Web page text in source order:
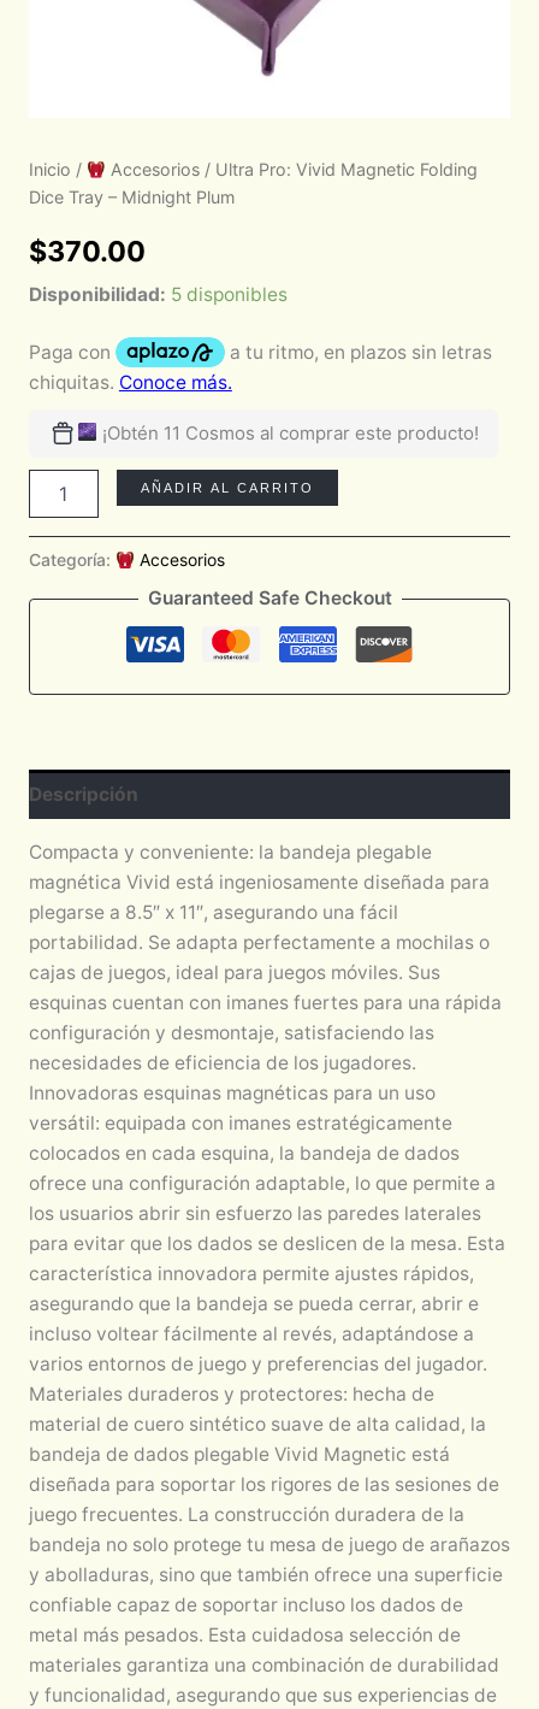
Inicio / Accesorios / Ultra Pro: Vivid Magnetic Folding
Dice Tray – Midnight Plum
$370.00
Disponibilidad: 5 disponibles
¡Obtén 11 Cosmos al comprar este producto!
AÑADIR AL CARRITO
Categoría: Accesorios
Guaranteed Safe Checkout
Descripción
Compacta y conveniente: la bandeja plegable
magnética Vivid está ingeniosamente diseñada para
plegarse a 8.5″ x 11″, asegurando una fácil
portabilidad. Se adapta perfectamente a mochilas o
cajas de juegos, ideal para juegos móviles. Sus
esquinas cuentan con imanes fuertes para una rápida
configuración y desmontaje, satisfaciendo las
necesidades de eficiencia de los jugadores.
Innovadoras esquinas magnéticas para un uso
versátil: equipada con imanes estratégicamente
colocados en cada esquina, la bandeja de dados
ofrece una configuración adaptable, lo que permite a
los usuarios abrir sin esfuerzo las paredes laterales
para evitar que los dados se deslicen de la mesa. Esta
característica innovadora permite ajustes rápidos,
asegurando que la bandeja se pueda cerrar, abrir e
incluso voltear fácilmente al revés, adaptándose a
varios entornos de juego y preferencias del jugador.
Materiales duraderos y protectores: hecha de
material de cuero sintético suave de alta calidad, la
bandeja de dados plegable Vivid Magnetic está
diseñada para soportar los rigores de las sesiones de
juego frecuentes. La construcción duradera de la
bandeja no solo protege tu mesa de juego de arañazos
y abolladuras, sino que también ofrece una superficie
confiable capaz de soportar incluso los dados de
metal más pesados. Esta cuidadosa selección de
materiales garantiza una combinación de durabilidad
y funcionalidad, asegurando que sus experiencias de